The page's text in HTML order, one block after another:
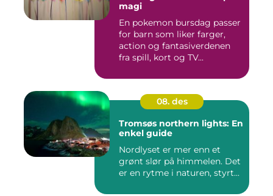
magi
En pokemon bursdag passer
for barn som liker farger,
action og fantasiverdenen
fra spill, kort og TV...
08. des
Tromsøs northern lights: En
enkel guide
Nordlyset er mer enn et
grønt slør på himmelen. Det
er en rytme i naturen, styrt...